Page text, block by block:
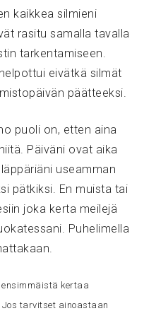
kaikkea silmieni
rasitu samalla tavalla
tarkentamiseen.
eivätkä silmät
päätteeksi.
puoli on, etten aina
Päiväni ovat aika
useamman
pätkiksi. En muista tai
joka kerta meilejä
Puhelimella
kertaa
Jos tarvitset ainoastaan